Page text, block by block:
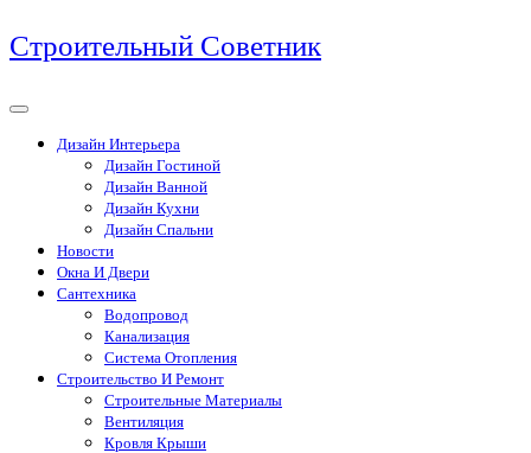
Перейти
к
Строительный Советник
Дизайн Интерьера
Дизайн Гостиной
Дизайн Ванной
Дизайн Кухни
Дизайн Спальни
Новости
Окна И Двери
Сантехника
Водопровод
Канализация
Система Отопления
Строительство И Ремонт
Строительные Материалы
Вентиляция
Кровля Крыши